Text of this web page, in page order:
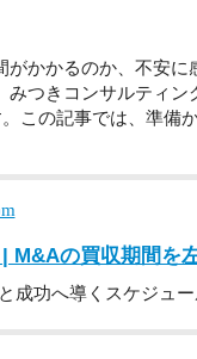
かかるのか、不安
みつきコンサルティ
この記事では、準備
M&Aの買収期間を
成功へ導くスケジュ